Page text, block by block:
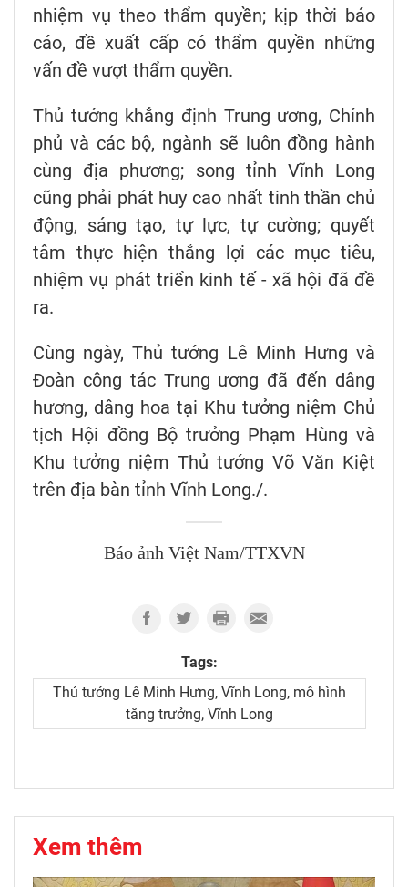
nhiệm vụ theo thẩm quyền; kịp thời báo
cáo, đề xuất cấp có thẩm quyền những
vấn đề vượt thẩm quyền.
Thủ tướng khẳng định Trung ương, Chính
phủ và các bộ, ngành sẽ luôn đồng hành
cùng địa phương; song tỉnh Vĩnh Long
cũng phải phát huy cao nhất tinh thần chủ
động, sáng tạo, tự lực, tự cường; quyết
tâm thực hiện thắng lợi các mục tiêu,
nhiệm vụ phát triển kinh tế - xã hội đã đề
ra.
Cùng ngày, Thủ tướng Lê Minh Hưng và
Đoàn công tác Trung ương đã đến dâng
hương, dâng hoa tại Khu tưởng niệm Chủ
tịch Hội đồng Bộ trưởng Phạm Hùng và
Khu tưởng niệm Thủ tướng Võ Văn Kiệt
trên địa bàn tỉnh Vĩnh Long./.
Báo ảnh Việt Nam/TTXVN
Tags:
Thủ tướng Lê Minh Hưng, Vĩnh Long, mô hình
tăng trưởng, Vĩnh Long
Xem thêm